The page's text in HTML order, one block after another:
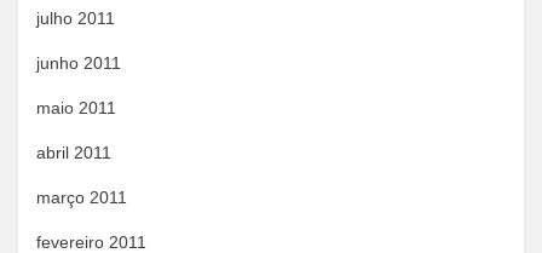
julho 2011
junho 2011
maio 2011
abril 2011
março 2011
fevereiro 2011